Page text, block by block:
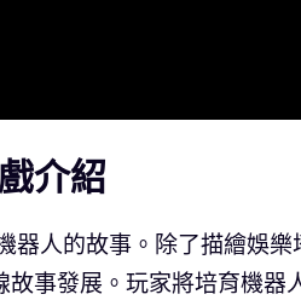
介紹
器人的故事。除了描繪娛樂
故事發展。玩家將培育機器